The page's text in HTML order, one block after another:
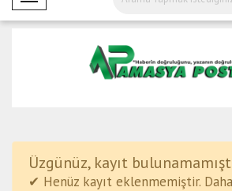
o
ü
Üzgünüz, kayıt
✔ Henüz kayıt eklenmemiştir.